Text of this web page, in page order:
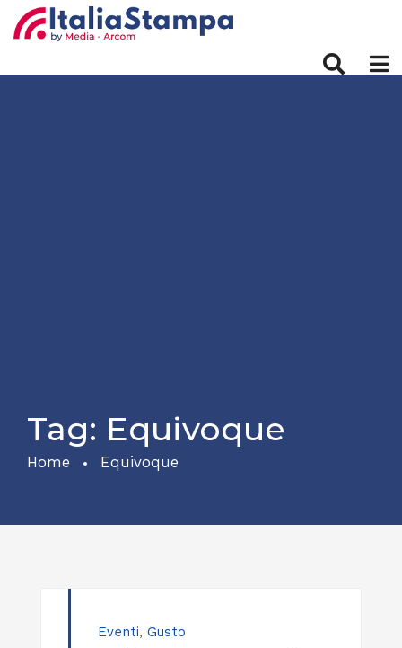
Tag: Equivoque
Home Equivoque
Eventi, Gusto